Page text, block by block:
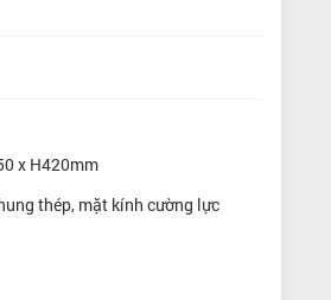
x H420mm
thép, mặt kính cường lực